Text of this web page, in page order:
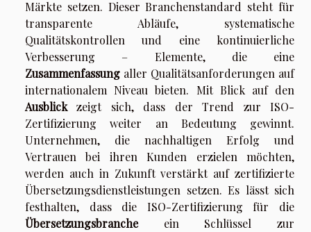
Märkte setzen. Dieser Branchenstandard steht für
transparente Abläufe, systematische
Qualitätskontrollen und eine kontinuierliche
Verbesserung – Elemente, die eine
Zusammenfassung aller Qualitätsanforderungen auf
internationalem Niveau bieten. Mit Blick auf den
Ausblickzeigt sich, dass der Trend zur ISO-
Zertifizierung weiter an Bedeutung gewinnt.
Unternehmen, die nachhaltigen Erfolg und
Vertrauen bei ihren Kunden erzielen möchten,
werden auch in Zukunft verstärkt auf zertifizierte
Übersetzungsdienstleistungen setzen. Es lässt sich
festhalten, dass die ISO-Zertifizierung für die
Übersetzungsbrancheein Schlüssel zur